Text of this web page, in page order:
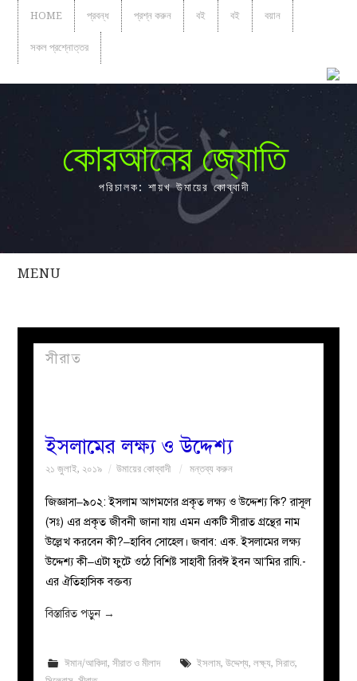
HOME প্রবন্ধ প্রশ্ন করুন বই বই বয়ান
সকল প্রশ্নোত্তর
কোরআনের জ্যোতি
পরিচালক: শায়খ উমায়ের কোব্বাদী
MENU
সকল
প্রবন্ধ
নারীদের
পাতা
ইসলাহী
মজলিস
সীরাত
ইসলামের লক্ষ্য ও উদ্দেশ্য
২১ জুলাই, ২০১৯ উমায়ের কোব্বাদী মন্তব্য করুন
জিজ্ঞাসা–৯০২: ইসলাম আগমণের প্রকৃত লক্ষ্য ও উদ্দেশ্য কি? রাসূল
(সঃ) এর প্রকৃত জীবনী জানা যায় এমন একটি সীরাত গ্রন্থের নাম
উল্লেখ করবেন কী?–হাবিব সোহেল। জবাব: এক. ইসলামের লক্ষ্য
উদ্দেশ্য কী–এটা ফুটে ওঠে বিশিষ্ট সাহাবী রিবঈ ইবন আ’মির রাযি.-
এর ঐতিহাসিক বক্তব্য
বিস্তারিত পড়ুন →
ঈমান/আকিদা, সীরাত ও মীলাদ ইসলাম, উদ্দেশ্য, লক্ষ্য, সিরাত,